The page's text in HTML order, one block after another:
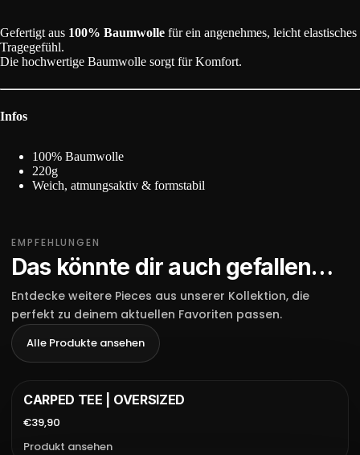
Gefertigt aus 100% Baumwolle für ein angenehmes, leicht elastisches
Tragegefühl.
Die hochwertige Baumwolle sorgt für Komfort.
Infos
100% Baumwolle
220g
Weich, atmungsaktiv & formstabil
EMPFEHLUNGEN
Das könnte dir auch gefallen…
Entdecke weitere Pieces aus unserer Kollektion, die
perfekt zu deinem aktuellen Favoriten passen.
Alle Produkte ansehen
CARPED TEE | OVERSIZED
€39,90
Produkt ansehen